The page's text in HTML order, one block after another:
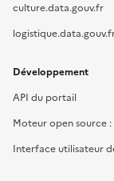
culture.data.gouv.fr
Développement
API du portail
Moteur open source :
Interface utilisateur